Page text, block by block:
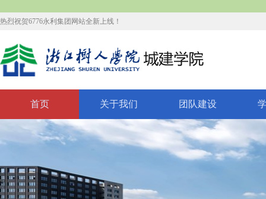
热烈祝贺6776永利集团网站全新上线！
首页 关于我们 团队建设